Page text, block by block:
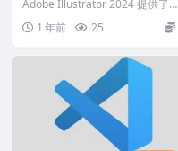
觉特效动画软件_解锁版V24.
0
Adobe Illustrator 2024 提供了一
套强大的矢量图形编辑工具，...
1 年前 25